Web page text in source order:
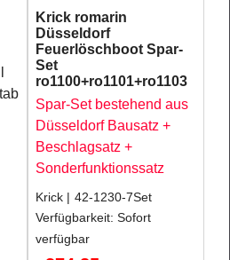
Krick romarin
Düsseldorf
Feuerlöschboot Spar-
Set
ro1100+ro1101+ro1103
Spar-Set bestehend aus
Düsseldorf Bausatz +
Beschlagsatz +
Sonderfunktionssatz
Krick
42-1230-7Set
Verfügbarkeit: Sofort
verfügbar